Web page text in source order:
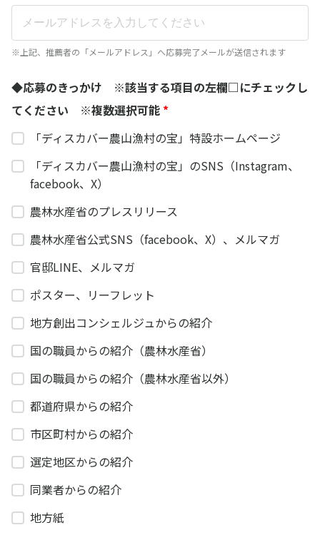
※上記、推薦者の「メールアドレス」へ応募完了メールが送信されます
◆応募のきっかけ ※該当する項目の左欄□にチェックし
てください ※複数選択可能 *
「ディスカバー農山漁村の宝」特設ホームページ
「ディスカバー農山漁村の宝」のSNS（Instagram、
facebook、X）
農林水産省のプレスリリース
農林水産省公式SNS（facebook、X）、メルマガ
官邸LINE、メルマガ
ポスター、リーフレット
地方創出コンシェルジュからの紹介
国の職員からの紹介（農林水産省）
国の職員からの紹介（農林水産省以外）
都道府県からの紹介
市区町村からの紹介
選定地区からの紹介
同業者からの紹介
地方紙